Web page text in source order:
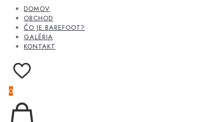
DOMOV
OBCHOD
ČO JE BAREFOOT?
GALÉRIA
KONTAKT
0